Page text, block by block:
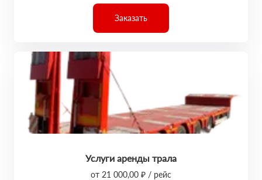
Заказать
Услуги аренды трала
от 21 000,00 ₽ / рейс